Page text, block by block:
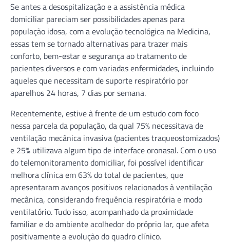
Se antes a desospitalização e a assistência médica
domiciliar pareciam ser possibilidades apenas para
população idosa, com a evolução tecnológica na Medicina,
essas tem se tornado alternativas para trazer mais
conforto, bem-estar e segurança ao tratamento de
pacientes diversos e com variadas enfermidades, incluindo
aqueles que necessitam de suporte respiratório por
aparelhos 24 horas, 7 dias por semana.
Recentemente, estive à frente de um estudo com foco
nessa parcela da população, da qual 75% necessitava de
ventilação mecânica invasiva (pacientes traqueostomizados)
e 25% utilizava algum tipo de interface oronasal. Com o uso
do telemonitoramento domiciliar, foi possível identificar
melhora clínica em 63% do total de pacientes, que
apresentaram avanços positivos relacionados à ventilação
mecânica, considerando frequência respiratória e modo
ventilatório. Tudo isso, acompanhado da proximidade
familiar e do ambiente acolhedor do próprio lar, que afeta
positivamente a evolução do quadro clínico.